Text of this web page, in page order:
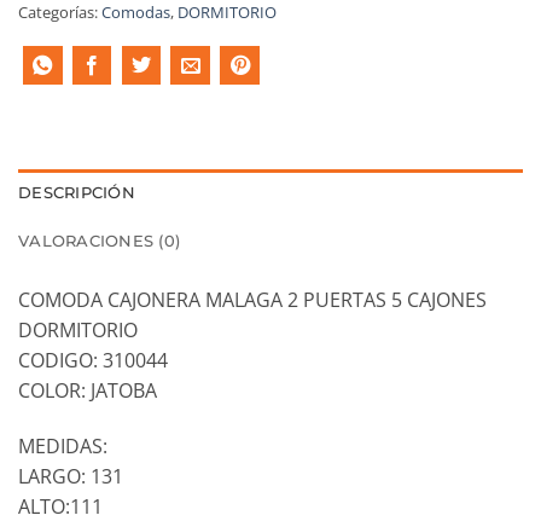
Categorías:Comodas, DORMITORIO
DESCRIPCIÓN
VALORACIONES (0)
COMODA CAJONERA MALAGA 2 PUERTAS 5 CAJONES
DORMITORIO
CODIGO: 310044
COLOR: JATOBA
MEDIDAS:
LARGO: 131
ALTO:111